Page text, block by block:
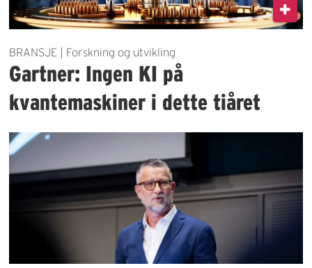
BRANSJE | Forskning og utvikling
Gartner: Ingen KI på
kvantemaskiner i dette tiåret